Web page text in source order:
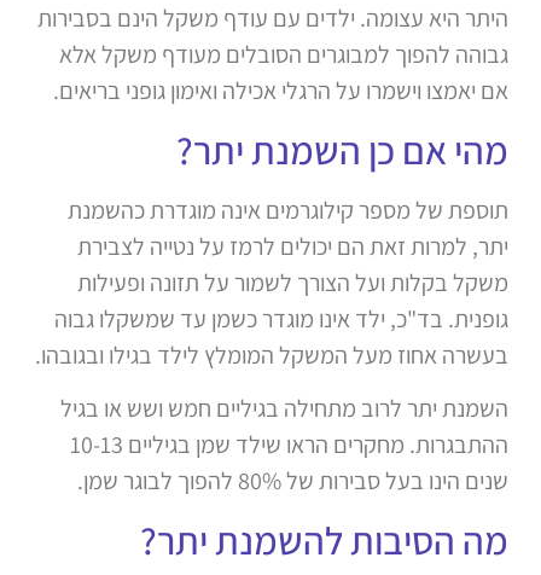
היתר היא עצומה. ילדים עם עודף משקל הינם בסבירות
גבוהה להפוך למבוגרים הסובלים מעודף משקל אלא
אם יאמצו וישמרו על הרגלי אכילה ואימון גופני בריאים.
מהי אם כן השמנת יתר?
תוספת של מספר קילוגרמים אינה מוגדרת כהשמנת
יתר, למרות זאת הם יכולים לרמז על נטייה לצבירת
משקל בקלות ועל הצורך לשמור על תזונה ופעילות
גופנית. בד"כ, ילד אינו מוגדר כשמן עד שמשקלו גבוה
בעשרה אחוז מעל המשקל המומלץ לילד בגילו ובגובהו.
השמנת יתר לרוב מתחילה בגיליים חמש ושש או בגיל
ההתבגרות. מחקרים הראו שילד שמן בגיליים 10-13
שנים הינו בעל סבירות של 80% להפוך לבוגר שמן.
מה הסיבות להשמנת יתר?